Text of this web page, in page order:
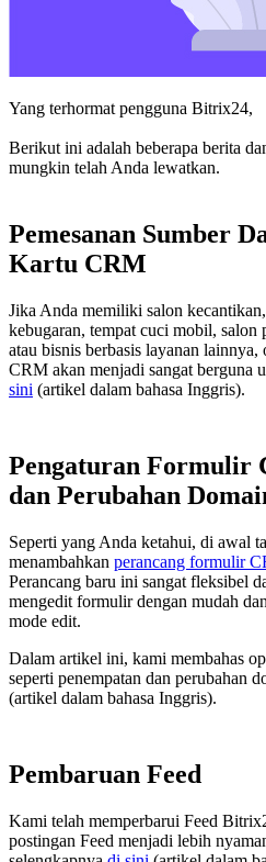
Yang terhormat pengguna Bitrix24,
Berikut ini adalah beberapa berita
mungkin telah Anda lewatkan.
Pemesanan Sumber
Kartu CRM
Jika Anda memiliki salon
kebugaran, tempat cuci mobil, salon
atau bisnis berbasis layanan lainnya,
CRM akan menjadi sangat berguna
sini (artikel dalam bahasa Inggris).
Pengaturan Formulir
dan Perubahan
Seperti yang Anda ketahui, di awal
menambahkan perancang formulir
Perancang baru ini sangat fleksibel
mengedit formulir dengan mudah
mode edit.
Dalam artikel ini, kami membahas
seperti penempatan dan perubahan
(artikel dalam bahasa Inggris).
Pembaruan Feed
Kami telah memperbarui Feed
postingan Feed menjadi lebih